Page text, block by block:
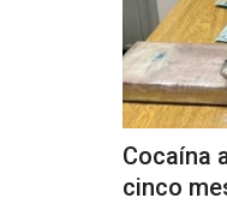
Cocaína
cinco